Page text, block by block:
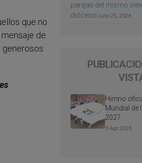
que no
de
generosos
parejas del mismo
diócesis julio 25, 2026
Himno
Mundial de
2027
3 Ago 2026